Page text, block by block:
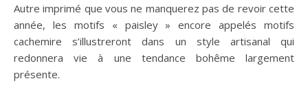
Autre imprimé que vous ne manquerez pas de revoir cette
année, les motifs « paisley » encore appelés motifs
cachemire s’illustreront dans un style artisanal qui
redonnera vie à une tendance bohême largement
présente.